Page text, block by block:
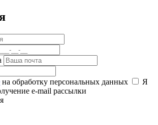
на обработку персональных данных
Я
e-mail рассылки